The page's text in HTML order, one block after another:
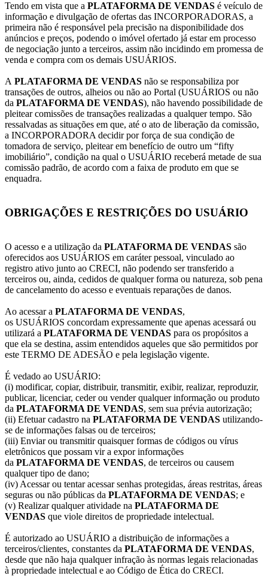
Tendo em vista que a PLATAFORMA DE VENDAS é veículo de
informação e divulgação de ofertas das INCORPORADORAS, a
primeira não é responsável pela precisão na disponibilidade dos
anúncios e preços, podendo o imóvel ofertado já estar em processo
de negociação junto a terceiros, assim não incidindo em promessa de
venda e compra com os demais USUÁRIOS.
A PLATAFORMA DE VENDAS não se responsabiliza por
transações de outros, alheios ou não ao Portal (USUÁRIOS ou não
da PLATAFORMA DE VENDAS), não havendo possibilidade de
pleitear comissões de transações realizadas a qualquer tempo. São
ressalvadas as situações em que, até o ato de liberação da comissão,
a INCORPORADORA decidir por força de sua condição de
tomadora de serviço, pleitear em benefício de outro um “fifty
imobiliário”, condição na qual o USUÁRIO receberá metade de sua
comissão padrão, de acordo com a faixa de produto em que se
enquadra.
OBRIGAÇÕES E RESTRIÇÕES DO USUÁRIO
O acesso e a utilização da PLATAFORMA DE VENDAS são
oferecidos aos USUÁRIOS em caráter pessoal, vinculado ao
registro ativo junto ao CRECI, não podendo ser transferido a
terceiros ou, ainda, cedidos de qualquer forma ou natureza, sob pena
de cancelamento do acesso e eventuais reparações de danos.
Ao acessar a PLATAFORMA DE VENDAS,
os USUÁRIOS concordam expressamente que apenas acessará ou
utilizará a PLATAFORMA DE VENDAS para os propósitos a
que ela se destina, assim entendidos aqueles que são permitidos por
este TERMO DE ADESÃO e pela legislação vigente.
É vedado ao USUÁRIO:
(i) modificar, copiar, distribuir, transmitir, exibir, realizar, reproduzir,
publicar, licenciar, ceder ou vender qualquer informação ou produto
da PLATAFORMA DE VENDAS, sem sua prévia autorização;
(ii) Efetuar cadastro na PLATAFORMA DE VENDAS utilizando-
se de informações falsas ou de terceiros;
(iii) Enviar ou transmitir quaisquer formas de códigos ou vírus
eletrônicos que possam vir a expor informações
da PLATAFORMA DE VENDAS, de terceiros ou causem
qualquer tipo de dano;
(iv) Acessar ou tentar acessar senhas protegidas, áreas restritas, áreas
seguras ou não públicas da PLATAFORMA DE VENDAS; e
(v) Realizar qualquer atividade na PLATAFORMA DE
VENDAS que viole direitos de propriedade intelectual.
É autorizado ao USUÁRIO a distribuição de informações a
terceiros/clientes, constantes da PLATAFORMA DE VENDAS,
desde que não haja qualquer infração às normas legais relacionadas
à propriedade intelectual e ao Código de Ética do CRECI.